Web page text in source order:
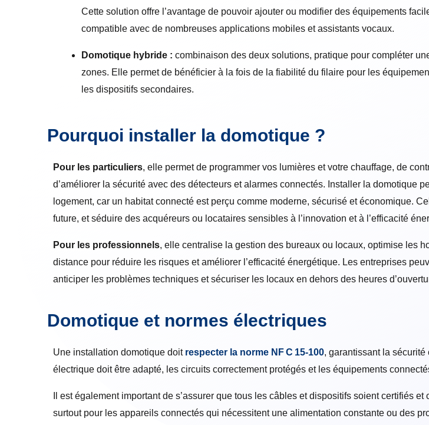
Cette solution offre l’avantage de pouvoir ajouter ou modifier des équipements
compatible avec de nombreuses applications mobiles et assistants vocaux.
Domotique hybride : combinaison des deux solutions, pratique pour compléter
zones. Elle permet de bénéficier à la fois de la fiabilité du filaire pour les
les dispositifs secondaires.
Pourquoi installer la domotique ?
Pour les particuliers, elle permet de programmer vos lumières et votre chauffage, de
d’améliorer la sécurité avec des détecteurs et alarmes connectés. Installer la domotique
logement, car un habitat connecté est perçu comme moderne, sécurisé et économique.
future, et séduire des acquéreurs ou locataires sensibles à l’innovation et à l’efficacité
Pour les professionnels, elle centralise la gestion des bureaux ou locaux, optimise les
distance pour réduire les risques et améliorer l’efficacité énergétique. Les entreprises
anticiper les problèmes techniques et sécuriser les locaux en dehors des heures
Domotique et normes électriques
Une installation domotique doit respecter la norme NF C 15‑100, garantissant la
électrique doit être adapté, les circuits correctement protégés et les équipements
Il est également important de s’assurer que tous les câbles et dispositifs soient certifiés
surtout pour les appareils connectés qui nécessitent une alimentation constante ou des